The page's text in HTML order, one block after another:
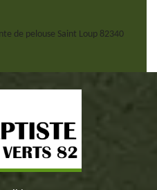
de pelouse Saint Loup 82340